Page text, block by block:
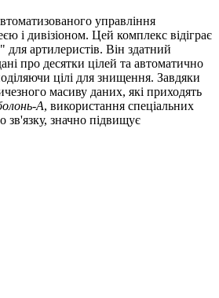
управління
і дивізіоном. Цей комплекс відіграє
для артилеристів. Він здатний
про десятки цілей та автоматично
цілі для знищення. Завдяки
масиву даних, які приходять
А, використання спеціальних
зв'язку, значно підвищує